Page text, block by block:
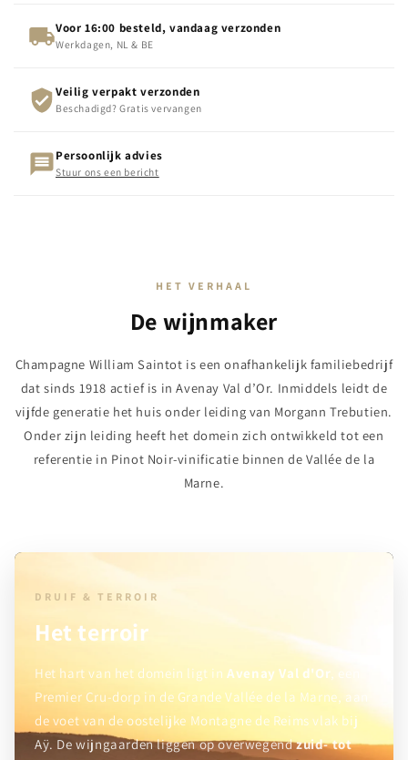
Voor 16:00 besteld, vandaag verzonden
Werkdagen, NL & BE
Veilig verpakt verzonden
Beschadigd? Gratis vervangen
Persoonlijk advies
Stuur ons een bericht
HET VERHAAL
De wijnmaker
Champagne William Saintot is een onafhankelijk familiebedrijf
dat sinds 1918 actief is in Avenay Val d’Or. Inmiddels leidt de
vijfde generatie het huis onder leiding van Morgann Trebutien.
Onder zijn leiding heeft het domein zich ontwikkeld tot een
referentie in Pinot Noir-vinificatie binnen de Vallée de la
Marne.
DRUIF & TERROIR
Het terroir
Het hart van het domein ligt inAvenay Val d'Or, een
Premier Cru-dorp in de Grande Vallée de la Marne, aan
de voet van de oostelijke Montagne de Reims vlak bij
Aÿ. De wijngaarden liggen op overwegendzuid- tot